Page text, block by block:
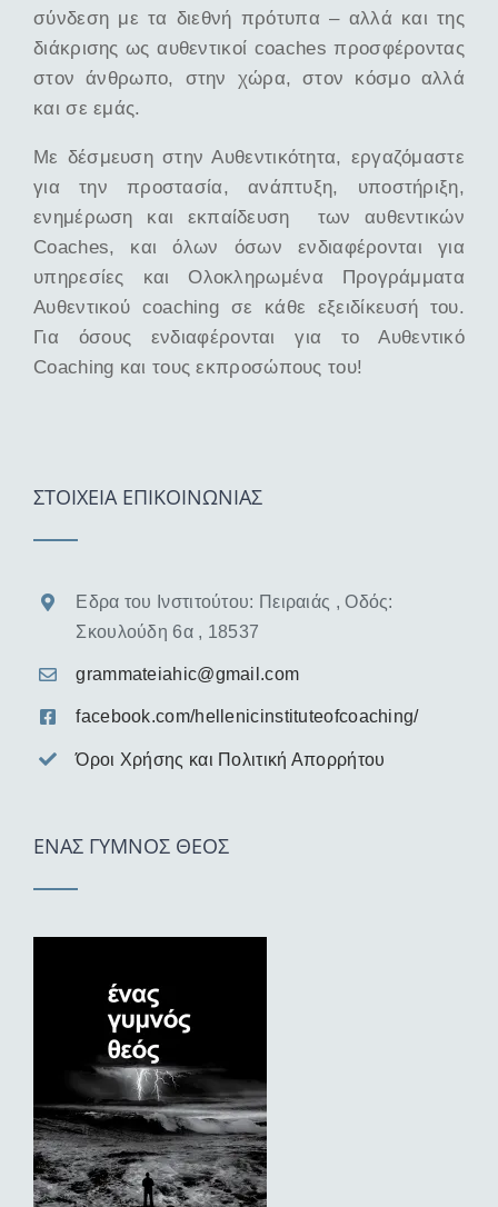
σύνδεση με τα διεθνή πρότυπα – αλλά και της
διάκρισης ως αυθεντικοί coaches προσφέροντας
στον άνθρωπο, στην χώρα, στον κόσμο αλλά
και σε εμάς.
Με δέσμευση στην Αυθεντικότητα, εργαζόμαστε
για την προστασία, ανάπτυξη, υποστήριξη,
ενημέρωση και εκπαίδευση των αυθεντικών
Coaches, και όλων όσων ενδιαφέρονται για
υπηρεσίες και Ολοκληρωμένα Προγράμματα
Αυθεντικού coaching σε κάθε εξειδίκευσή του.
Για όσους ενδιαφέρονται για το Αυθεντικό
Coaching και τους εκπροσώπους του!
ΣΤΟΙΧΕΙΑ ΕΠΙΚΟΙΝΩΝΙΑΣ
Εδρα του Ινστιτούτου: Πειραιάς , Οδός:
Σκουλούδη 6α , 18537
grammateiahic@gmail.com
facebook.com/hellenicinstituteofcoaching/
Όροι Χρήσης και Πολιτική Απορρήτου
ΕΝΑΣ ΓΥΜΝΟΣ ΘΕΟΣ